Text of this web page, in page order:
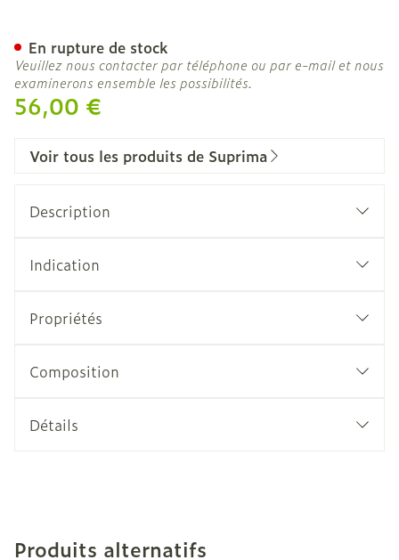
56,00 €
En rupture de stock
Veuillez nous contacter par téléphone ou par e-mail et nous
examinerons ensemble les possibilités.
Voir tous les produits de Suprima
Description
Indication
Propriétés
Composition
Détails
Produits alternatifs